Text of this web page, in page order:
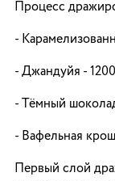
Процесс
-
- Джандуйя -
- Тёмный
- Вафельная
Первый слой